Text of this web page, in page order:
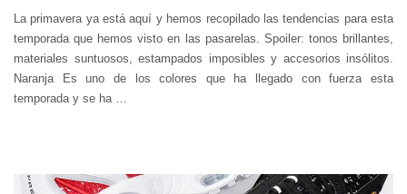
La primavera ya está aquí y hemos recopilado las tendencias para esta
temporada que hemos visto en las pasarelas. Spoiler: tonos brillantes,
materiales suntuosos, estampados imposibles y accesorios insólitos.
Naranja Es uno de los colores que ha llegado con fuerza esta
temporada y se ha